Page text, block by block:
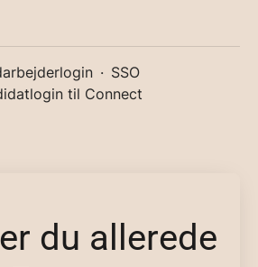
· SSO
til Connect
du allerede